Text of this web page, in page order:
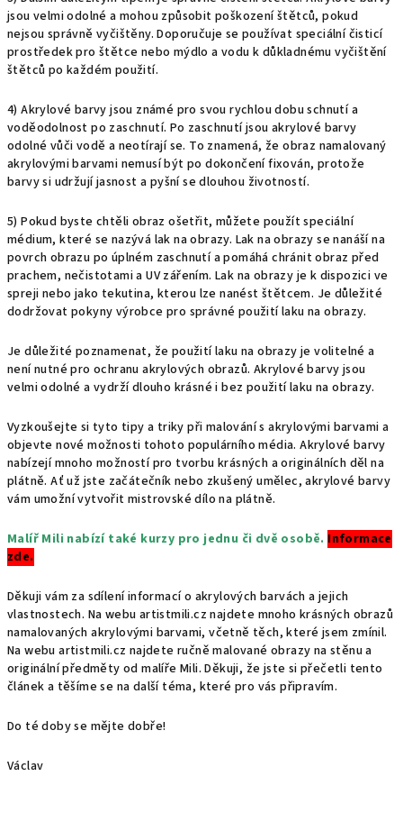
jsou velmi odolné a mohou způsobit poškození štětců, pokud
nejsou správně vyčištěny. Doporučuje se používat speciální čisticí
prostředek pro štětce nebo mýdlo a vodu k důkladnému vyčištění
štětců po každém použití.
4) Akrylové barvy jsou známé pro svou rychlou dobu schnutí a
voděodolnost po zaschnutí. Po zaschnutí jsou akrylové barvy
odolné vůči vodě a neotírají se. To znamená, že obraz namalovaný
akrylovými barvami nemusí být po dokončení fixován, protože
barvy si udržují jasnost a pyšní se dlouhou životností.
5) Pokud byste chtěli obraz ošetřit, můžete použít speciální
médium, které se nazývá lak na obrazy. Lak na obrazy se nanáší na
povrch obrazu po úplném zaschnutí a pomáhá chránit obraz před
prachem, nečistotami a UV zářením. Lak na obrazy je k dispozici ve
spreji nebo jako tekutina, kterou lze nanést štětcem. Je důležité
dodržovat pokyny výrobce pro správné použití laku na obrazy.
Je důležité poznamenat, že použití laku na obrazy je volitelné a
není nutné pro ochranu akrylových obrazů. Akrylové barvy jsou
velmi odolné a vydrží dlouho krásné i bez použití laku na obrazy.
Vyzkoušejte si tyto tipy a triky při malování s akrylovými barvami a
objevte nové možnosti tohoto populárního média. Akrylové barvy
nabízejí mnoho možností pro tvorbu krásných a originálních děl na
plátně. Ať už jste začátečník nebo zkušený umělec, akrylové barvy
vám umožní vytvořit mistrovské dílo na plátně.
Malíř Mili nabízí také kurzy pro jednu či dvě osobě. Informace
zde.
Děkuji vám za sdílení informací o akrylových barvách a jejich
vlastnostech. Na webu artistmili.cz najdete mnoho krásných obrazů
namalovaných akrylovými barvami, včetně těch, které jsem zmínil.
Na webu artistmili.cz najdete ručně malované obrazy na stěnu a
originální předměty od malíře Mili. Děkuji, že jste si přečetli tento
článek a těšíme se na další téma, které pro vás připravím.
Do té doby se mějte dobře!
Václav